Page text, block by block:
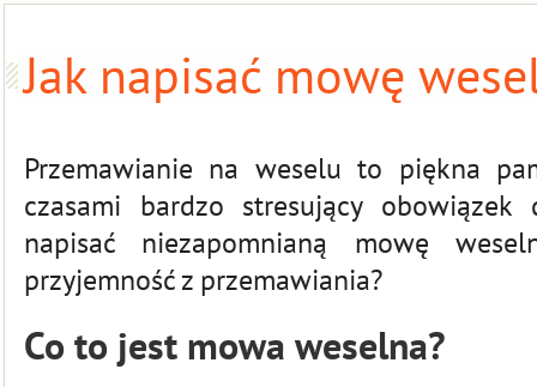
Jak napisać mowę
Przemawianie na weselu to piękna
czasami bardzo stresujący
napisać niezapomnianą mowę
przyjemność z przemawiania?
Co to jest mowa weselna?